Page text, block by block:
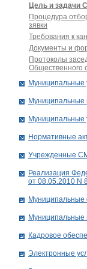
Цель и задачи
Процедура
зявки
Требования к
Документы и
Протоколы
Общественного
Муниципальные
Муниципальные
Муниципальные
Нормативные
Учрежденные
Реализация
от 08.05.2010 N
Муниципальные
Кадровое
Электронные